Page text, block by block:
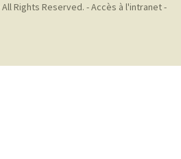
All Rights Reserved. -Accès à l'intranet-